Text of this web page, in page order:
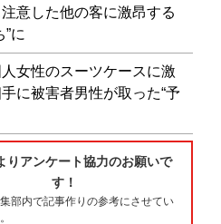
意した他の客に激昂する
”に
女性のスーツケースに激
に被害者男性が取った“予